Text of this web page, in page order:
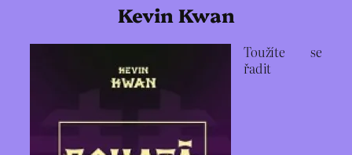
Kevin Kwan
Toužíte se
řadit